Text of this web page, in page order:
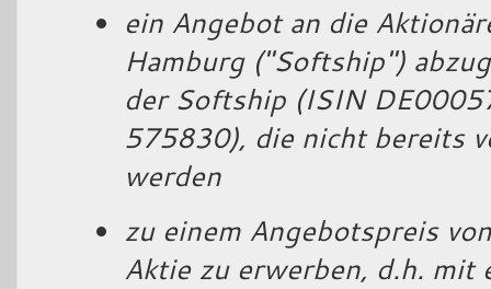
ein Angebot an die
Hamburg ("Softship")
der Softship (ISIN
575830), die nicht bereits
werden
zu einem Angebotspreis
Aktie zu erwerben, d.h. mit